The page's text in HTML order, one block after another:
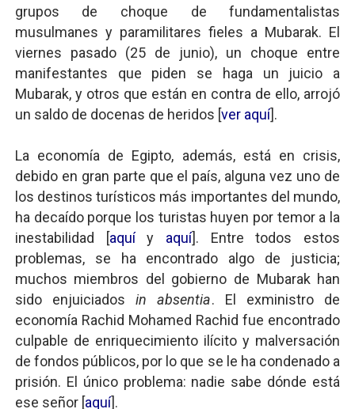
grupos de choque de fundamentalistas
musulmanes y paramilitares fieles a Mubarak. El
viernes pasado (25 de junio), un choque entre
manifestantes que piden se haga un juicio a
Mubarak, y otros que están en contra de ello, arrojó
un saldo de docenas de heridos [ver aquí].
La economía de Egipto, además, está en crisis,
debido en gran parte que el país, alguna vez uno de
los destinos turísticos más importantes del mundo,
ha decaído porque los turistas huyen por temor a la
inestabilidad [aquíy aquí]. Entre todos estos
problemas, se ha encontrado algo de justicia;
muchos miembros del gobierno de Mubarak han
sido enjuiciadosin absentia. El exministro de
economía Rachid Mohamed Rachid fue encontrado
culpable de enriquecimiento ilícito y malversación
de fondos públicos, por lo que se le ha condenado a
prisión. El único problema: nadie sabe dónde está
ese señor [aquí].